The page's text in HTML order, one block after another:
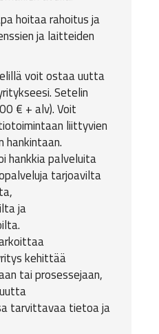
hoitaa rahoitus ja
ja laitteiden
voit ostaa uutta
Setelin
€ + alv). Voit
liittyvien
hankintaan.
hankkia palveluita
tarjoavilta
ja
kehittää
tai prosessejaan,
tarvittavaa tietoa ja